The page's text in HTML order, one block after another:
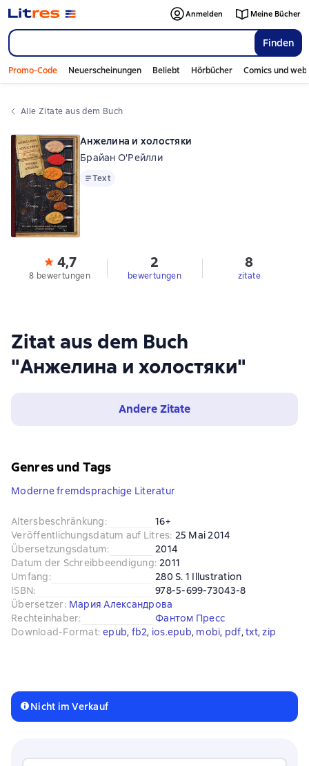
Finden
Anmelden Meine Bücher
Promo-Code Neuerscheinungen Beliebt Hörbücher Comics und
Alle Zitate aus dem Buch
Zitat aus dem Buch
"Анжелина и холостяки"
Andere Zitate
Анжелина и холостяки
Брайан О'Рейлли
TextText
4,7
8 bewertungen
2
bewertungen
8
zitate
Genres und Tags
Moderne fremdsprachige Literatur
Altersbeschränkung:
16+
Veröffentlichungsdatum auf Litres: 25 Mai 2014
Übersetzungsdatum:
2014
Datum der Schreibbeendigung: 2011
Umfang:
280 S. 1 Illustration
ISBN:
978-5-699-73043-8
Übersetzer: Мария Александрова
Rechteinhaber:
Фантом Пресс
Download-Format: epub, fb2, ios.epub, mobi, pdf, txt, zip
Nicht im Verkauf